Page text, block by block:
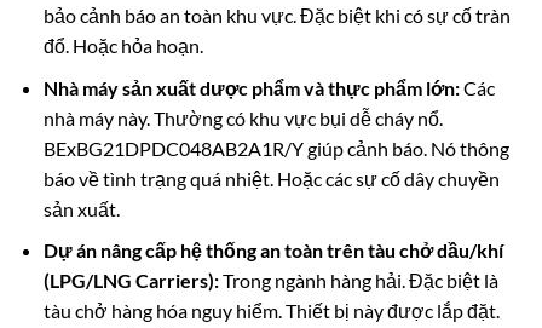
bảo cảnh báo an toàn khu vực. Đặc biệt khi có sự cố tràn
đổ. Hoặc hỏa hoạn.
Nhà máy sản xuất dược phẩm và thực phẩm lớn:Các
nhà máy này. Thường có khu vực bụi dễ cháy nổ.
BExBG21DPDC048AB2A1R/Y giúp cảnh báo. Nó thông
báo về tình trạng quá nhiệt. Hoặc các sự cố dây chuyền
sản xuất.
Dự án nâng cấp hệ thống an toàn trên tàu chở dầu/khí
(LPG/LNG Carriers):Trong ngành hàng hải. Đặc biệt là
tàu chở hàng hóa nguy hiểm. Thiết bị này được lắp đặt.